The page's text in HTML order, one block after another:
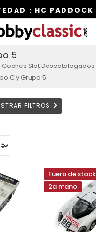
: HC PADDOCK
5
Slot Descatalogados
C y Grupo 5
Fuera de stock
2a mano